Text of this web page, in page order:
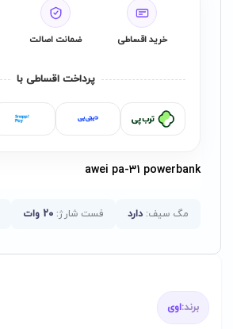
خرید اقساطی ضمانت اصالت
پرداخت اقساطی با
awei pa-31 powerbank
مگ سیف: دارد فست شارژ: 20 وات
برند:اوی